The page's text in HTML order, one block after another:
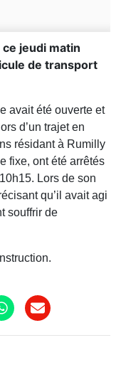
jeudi matin
de transport
avait été ouverte et
d’un trajet en
résidant à Rumilly
fixe, ont été arrêtés
Lors de son
qu’il avait agi
souffrir de